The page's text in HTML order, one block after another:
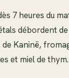
7 heures du
débordent de
Kaninë,
et miel de thym.